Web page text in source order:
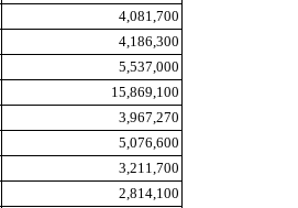
4,081,700
4,186,300
5,537,000
15,869,100
3,967,270
5,076,600
3,211,700
2,814,100